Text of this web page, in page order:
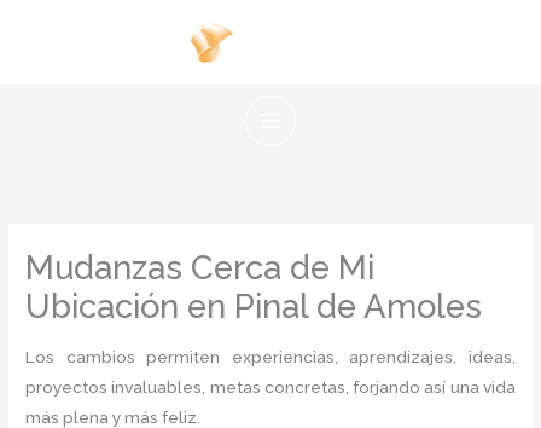
Mudanzas Cerca de Mi
Ubicación en Pinal de Amoles
Los cambios permiten experiencias, aprendizajes, ideas,
proyectos invaluables, metas concretas, forjando así una vida
más plena y más feliz.